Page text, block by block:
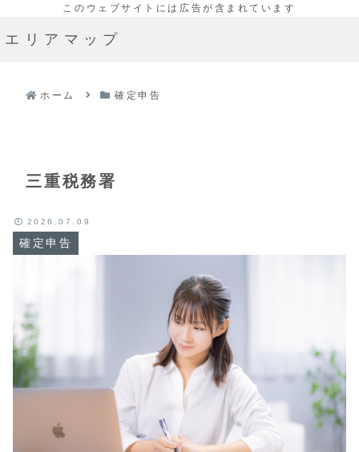
エリアマップ
ホーム 確定申告
三重税務署
確定申告
2026.07.09